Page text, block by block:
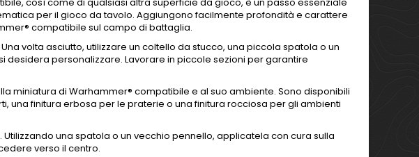
così come di qualsiasi altra superficie da gioco, è un passo essenziale
per il gioco da tavolo. Aggiungono facilmente profondità e carattere
compatibile sul campo di battaglia.
volta asciutto, utilizzare un coltello da stucco, una piccola spatola o un
personalizzare. Lavorare in piccole sezioni per garantire
miniatura di Warhammer® compatibile e al suo ambiente. Sono disponibili
una finitura erbosa per le praterie o una finitura rocciosa per gli ambienti
una spatola o un vecchio pennello, applicatela con cura sulla
verso il centro.